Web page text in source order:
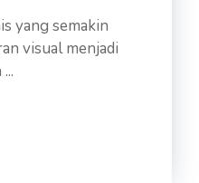
yang semakin
visual menjadi